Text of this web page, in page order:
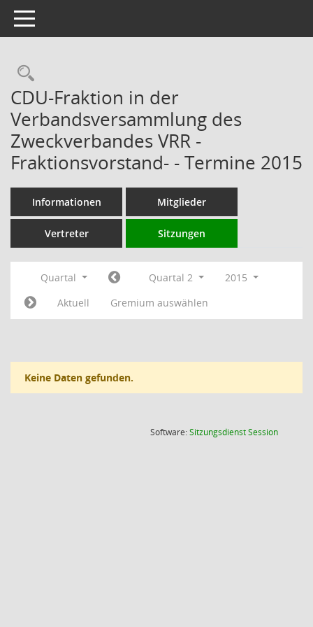
Toggle navigation
Rechercheauswahl
CDU-Fraktion in der
Verbandsversammlung des
Zweckverbandes VRR -
Fraktionsvorstand- - Termine 2015
Informationen Mitglieder
Vertreter Sitzungen
Quartal Quartal 2
2015
Aktuell
Gremium auswählen
Keine Daten gefunden.
Software:SitzungsdienstSession(Wird in